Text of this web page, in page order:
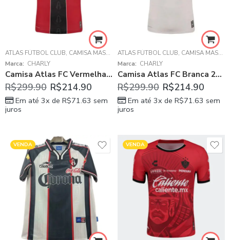
ATLAS FÚTBOL CLUB, CAMISA MASCULINA ,LIGA MX - MÉXICO
Marca: CHARLY
Camisa Atlas FC Vermelha 2025/26 Home I Masculina
R$299.90 R$214.90
Em até 3x de R$71.63 sem
juros
ATLAS FÚTBOL CLUB, CAMISA MASCULINA
Marca: CHARLY
Camisa Atlas FC Branca 2025/26 Away II Masculina
R$299.90 R$214.90
Em até 3x de R$71.63 sem
juros
VENDA VENDA